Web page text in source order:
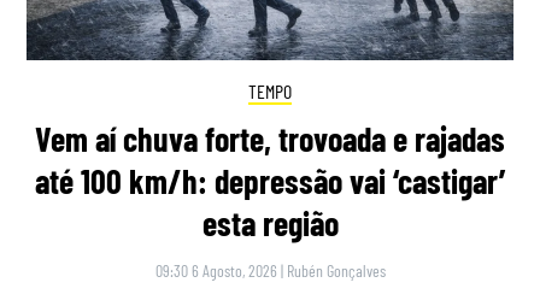
TEMPO
Vem aí chuva forte, trovoada e rajadas
até 100 km/h: depressão vai ‘castigar’
esta região
09:30 6 Agosto, 2026 | Rubén Gonçalves